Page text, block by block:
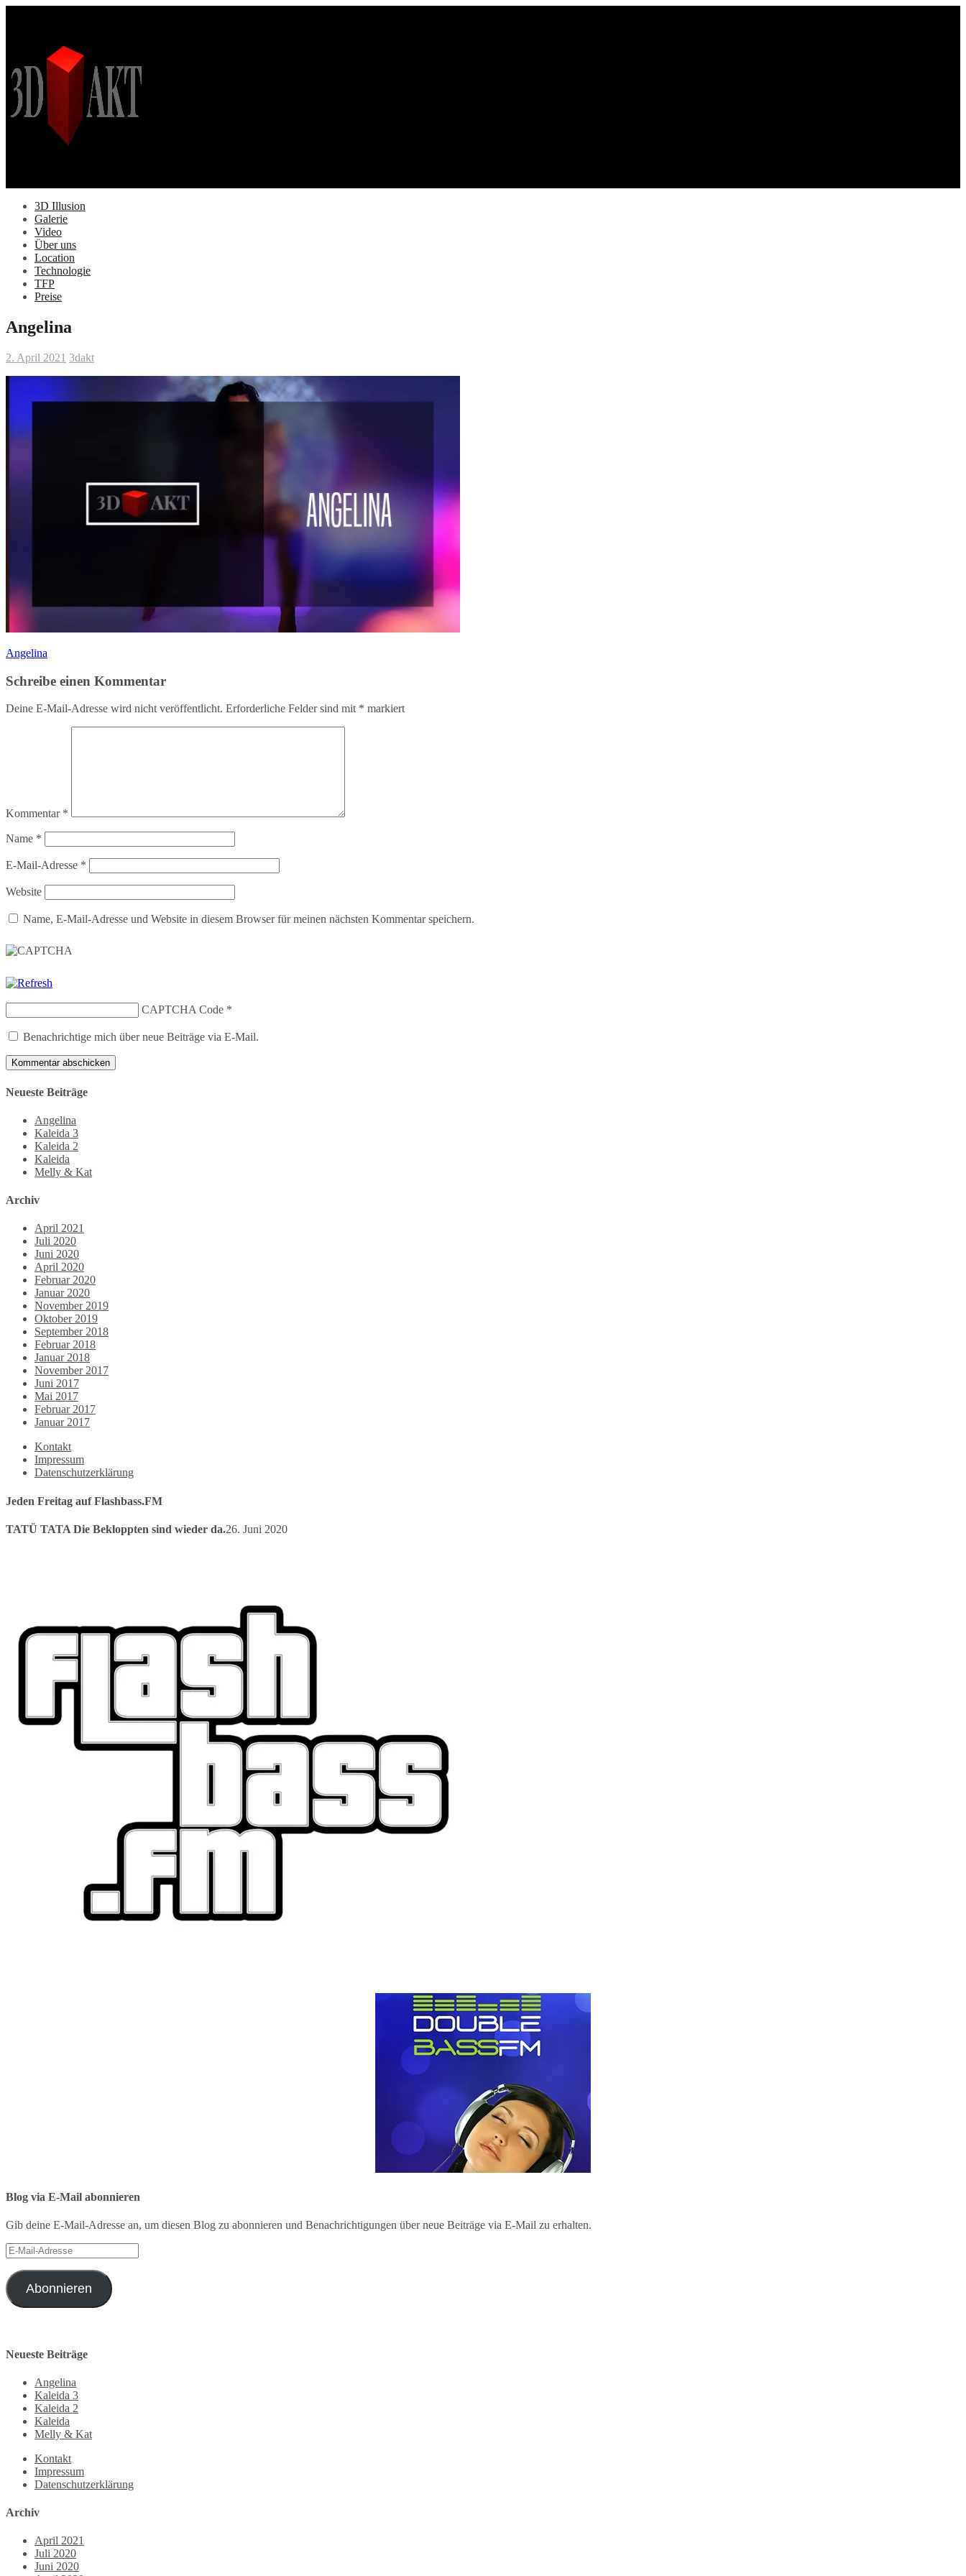
3D Illusion
Galerie
Video
Über uns
Location
Technologie
TFP
Preise
Angelina
2. April 2021 3dakt
Beitragsnavigation
Angelina
Schreibe einen Kommentar
Deine E-Mail-Adresse wird nicht veröffentlicht. Erforderliche Felder sind mit * markiert
Kommentar *
Name *
E-Mail-Adresse *
Website
Name, E-Mail-Adresse und Website in diesem Browser für meinen nächsten Kommentar speichern.
CAPTCHA Code *
Benachrichtige mich über neue Beiträge via E-Mail.
Neueste Beiträge
Angelina
Kaleida 3
Kaleida 2
Kaleida
Melly & Kat
Archiv
April 2021
Juli 2020
Juni 2020
April 2020
Februar 2020
Januar 2020
November 2019
Oktober 2019
September 2018
Februar 2018
Januar 2018
November 2017
Juni 2017
Mai 2017
Februar 2017
Januar 2017
Kontakt
Impressum
Datenschutzerklärung
Jeden Freitag auf Flashbass.FM
TATÜ TATA Die Bekloppten sind wieder da.26. Juni 2020
Blog via E-Mail abonnieren
Gib deine E-Mail-Adresse an, um diesen Blog zu abonnieren und Benachrichtigungen über neue Beiträge via E-Mail zu erhalten.
E-
Mail-
Adresse
Abonnieren
Neueste Beiträge
Angelina
Kaleida 3
Kaleida 2
Kaleida
Melly & Kat
Kontakt
Impressum
Datenschutzerklärung
Archiv
April 2021
Juli 2020
Juni 2020